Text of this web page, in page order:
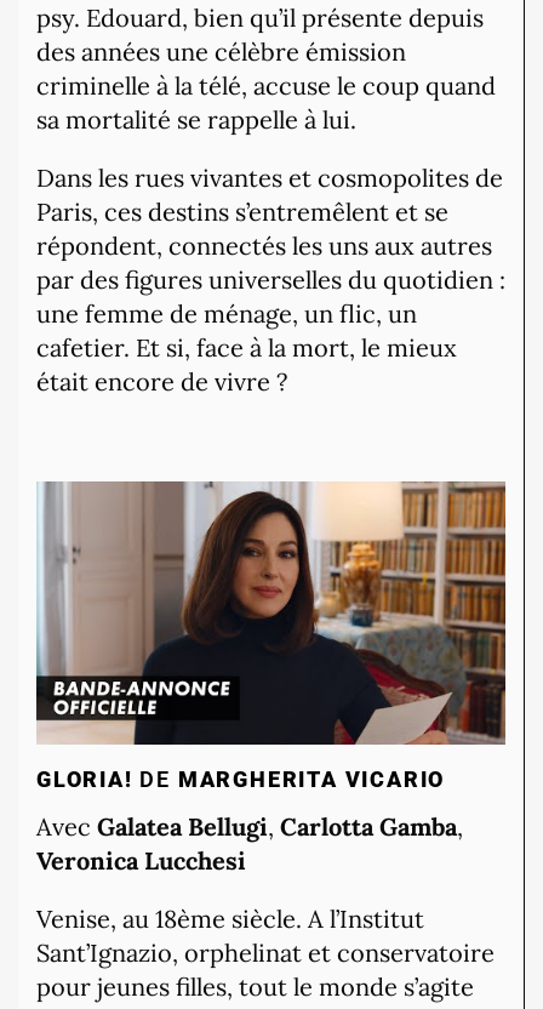
psy. Edouard, bien qu’il présente depuis
des années une célèbre émission
criminelle à la télé, accuse le coup quand
sa mortalité se rappelle à lui.
Dans les rues vivantes et cosmopolites de
Paris, ces destins s’entremêlent et se
répondent, connectés les uns aux autres
par des figures universelles du quotidien :
une femme de ménage, un flic, un
cafetier. Et si, face à la mort, le mieux
était encore de vivre ?
GLORIA! DE MARGHERITA VICARIO
Avec Galatea Bellugi, Carlotta Gamba,
Veronica Lucchesi
Venise, au 18ème siècle. A l’Institut
Sant’Ignazio, orphelinat et conservatoire
pour jeunes filles, tout le monde s’agite